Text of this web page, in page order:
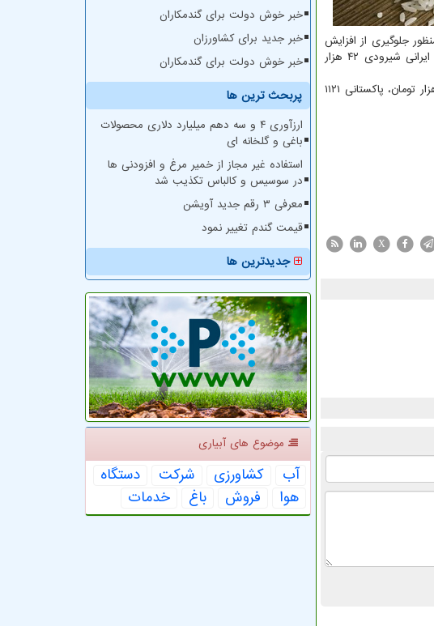
جلوگیری از افزایش
بی ضابطه قیمت ها برای هر کیلوگرم برنج طارم ایرانی درجه یک ۶۵ هزار تومان، برنج طارم درجه دو ۶۰ هزار تومان، برنج ایرانی شیرودی ۴۲ هزار
بازرگانی تهیه شده به ازای هر کیلوگرم برنج هندی ۱۱۲۱ مبلغ ۲۴ هزار تومان، پاکستانی ۱۱۲۱
X
خبر خوش دولت برای گندمکاران
خبر جدید برای کشاورزان
خبر خوش دولت برای گندمکاران
پربحث ترین ها
ارزآوری ۴ و سه دهم میلیارد دلاری محصولات
باغی و گلخانه ای
استفاده غیر مجاز از خمیر مرغ و افزودنی ها
در سوسیس و کالباس تکذیب شد
معرفی ۳ رقم جدید آویشن
قیمت گندم تغییر نمود
جدیدترین ها
موضوع های آبیاری
آب كشاورزی شركت
دستگاه
هوا
فروش باغ خدمات